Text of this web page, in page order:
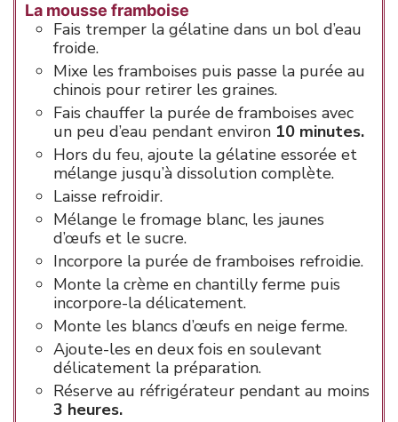
La mousse framboise
Fais tremper la gélatine dans un bol d’eau
froide.
Mixe les framboises puis passe la purée au
chinois pour retirer les graines.
Fais chauffer la purée de framboises avec
un peu d’eau pendant environ 10 minutes.
Hors du feu, ajoute la gélatine essorée et
mélange jusqu’à dissolution complète.
Laisse refroidir.
Mélange le fromage blanc, les jaunes
d’œufs et le sucre.
Incorpore la purée de framboises refroidie.
Monte la crème en chantilly ferme puis
incorpore-la délicatement.
Monte les blancs d’œufs en neige ferme.
Ajoute-les en deux fois en soulevant
délicatement la préparation.
Réserve au réfrigérateur pendant au moins
3 heures.